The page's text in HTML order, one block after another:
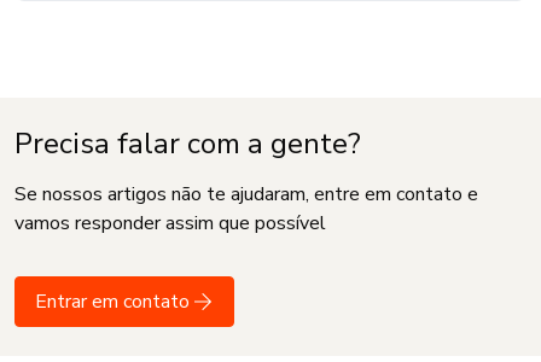
Precisa falar com a gente?
Se nossos artigos não te ajudaram, entre em contato e
vamos responder assim que possível
Entrar em contato